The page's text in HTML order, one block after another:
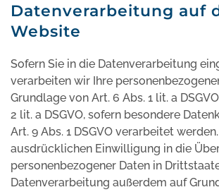
Datenverarbeitung auf
Website
Sofern Sie in die Datenverarbeitung
verarbeiten wir Ihre
Grundlage von Art. 6 Abs. 1 lit. a
2 lit. a DSGVO, sofern besondere
Art. 9 Abs. 1 DSGVO verarbeitet
ausdrücklichen Einwilligung in die
personenbezogener Daten in
Datenverarbeitung außerdem auf